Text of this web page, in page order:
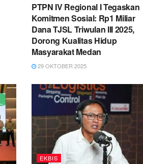
PTPN IV Regional I Tegaskan
Komitmen Sosial: Rp1 Miliar
Dana TJSL Triwulan III 2025,
Dorong Kualitas Hidup
Masyarakat Medan
29 OKTOBER 2025
EKBIS